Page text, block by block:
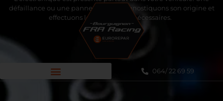
064/ 22 69 59
défaillance ou une panne ? Nous diagnostiquons son origine et
effectuons les réparations nécessaires.